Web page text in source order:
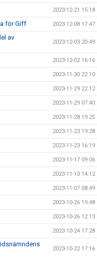
2023-12-21 15:18
för Giff 2023-12-08 17:47
av
2023-12-03 20:49
2023-12-02 16:16
2023-11-30 22:10
2023-11-29 22:12
2023-11-29 07:40
2023-11-28 19:25
2023-11-23 19:28
2023-11-23 16:19
2023-11-17 09:06
2023-11-10 14:12
2023-11-07 08:49
2023-10-26 19:48
2023-10-26 12:13
2023-10-24 17:28
2023-10-22 17:16